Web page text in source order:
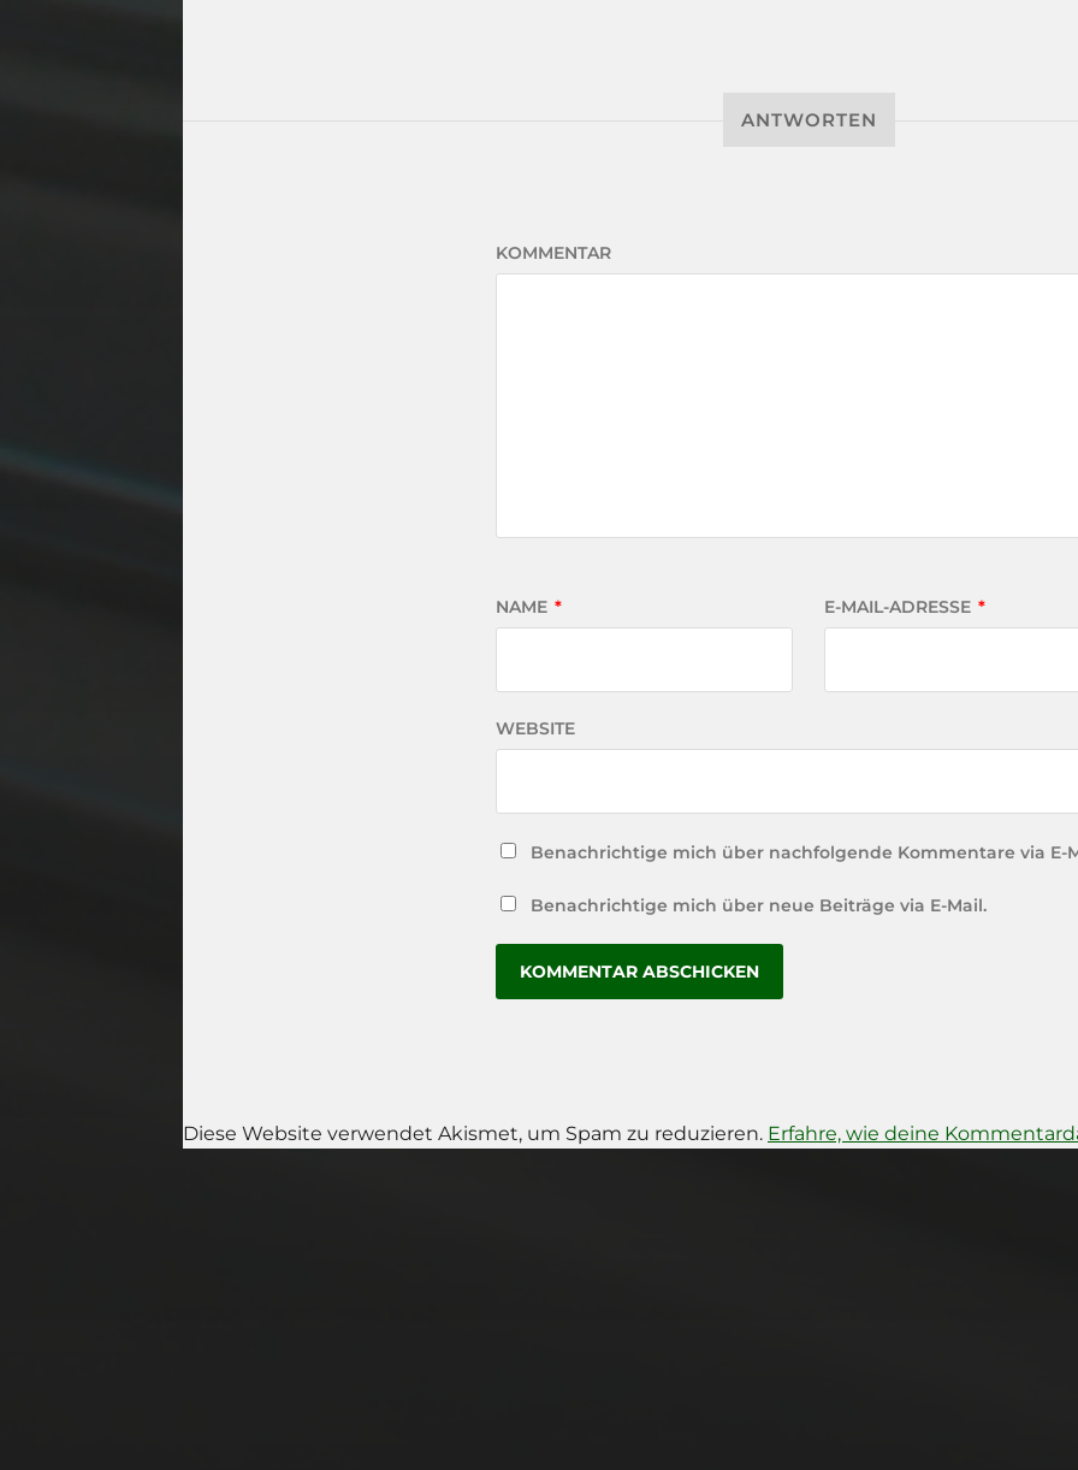
ANTWORTEN
KOMMENTAR
NAME * E-MAIL-ADRESSE *
WEBSITE
Benachrichtige mich über nachfolgende Kommentare via E-
Benachrichtige mich über neue Beiträge via E-Mail.
Diese Website verwendet Akismet, um Spam zu reduzieren. Erfahre, wie deine